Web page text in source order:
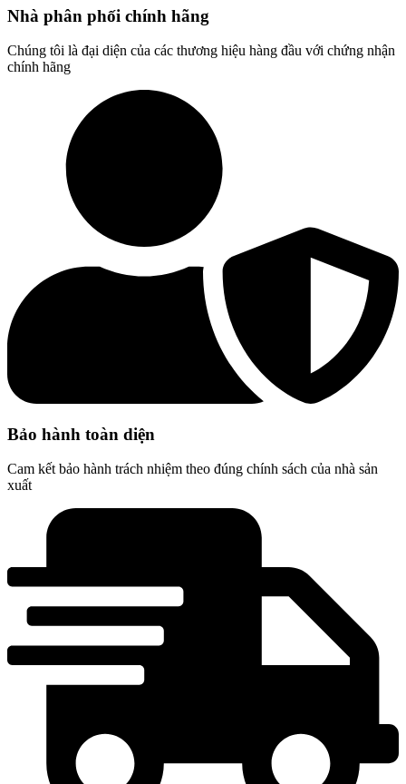
Nhà phân phối chính hãng
Chúng tôi là đại diện của các thương hiệu hàng đầu với chứng nhận
chính hãng
Bảo hành toàn diện
Cam kết bảo hành trách nhiệm theo đúng chính sách của nhà sản
xuất